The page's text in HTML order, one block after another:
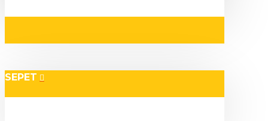
SEPET